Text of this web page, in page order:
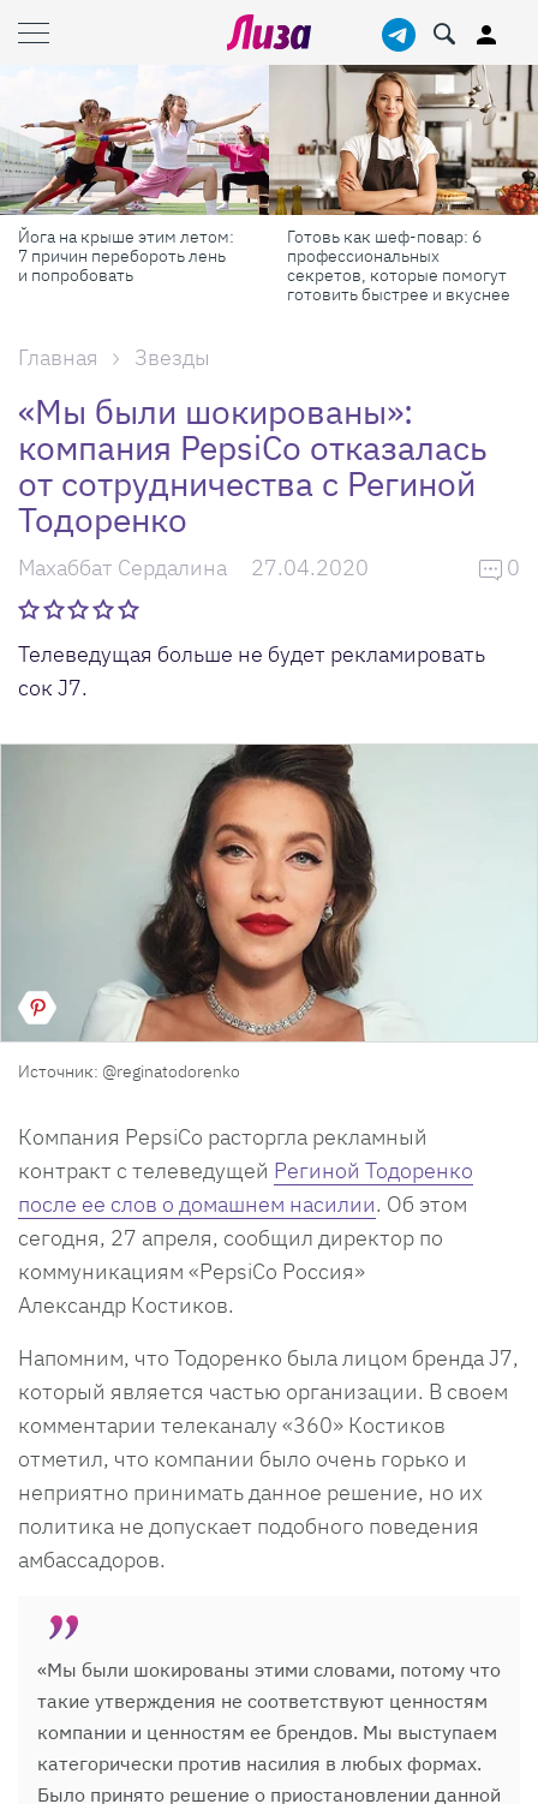
Йога на крыше этим летом:
7 причин перебороть лень
и попробовать
Готовь как шеф-повар: 6
профессиональных
секретов, которые помогут
готовить быстрее и вкуснее
Главная Звезды
«Мы были шокированы»:
компания PepsiCo отказалась
от сотрудничества с Региной
Тодоренко
Махаббат Сердалина 27.04.2020 0
Телеведущая больше не будет рекламировать
сок J7.
Источник: @reginatodorenko
Компания PepsiCo расторгла рекламный
контракт с телеведущей Региной Тодоренко
после ее слов о домашнем насилии. Об этом
сегодня, 27 апреля, сообщил директор по
коммуникациям «PepsiCo Россия»
Александр Костиков.
Напомним, что Тодоренко была лицом бренда J7,
который является частью организации. В своем
комментарии телеканалу «360» Костиков
отметил, что компании было очень горько и
неприятно принимать данное решение, но их
политика не допускает подобного поведения
амбассадоров.
«Мы были шокированы этими словами, потому что
такие утверждения не соответствуют ценностям
компании и ценностям ее брендов. Мы выступаем
категорически против насилия в любых формах.
Было принято решение о приостановлении данной